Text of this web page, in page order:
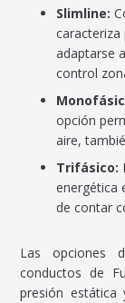
Slimline:
caracteriza
adaptarse
control
opción
aire,
Trifásico:
energética
de contar
Las opciones
conductos de
presión